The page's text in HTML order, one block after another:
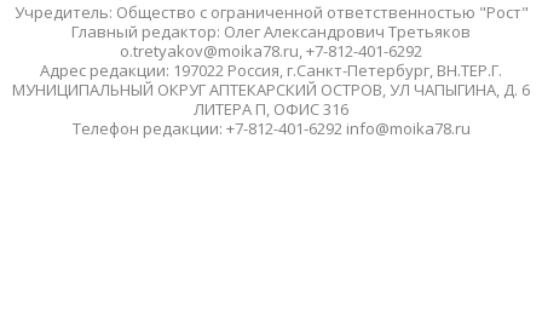
Учредитель: Общество с ограниченной ответственностью "Рост"
Главный редактор: Олег Александрович Третьяков
o.tretyakov@moika78.ru, +7-812-401-6292
Адрес редакции: 197022 Россия, г.Санкт-Петербург, ВН.ТЕР.Г.
МУНИЦИПАЛЬНЫЙ ОКРУГ АПТЕКАРСКИЙ ОСТРОВ, УЛ ЧАПЫГИНА, Д. 6
ЛИТЕРА П, ОФИС 316
Телефон редакции: +7-812-401-6292 info@moika78.ru